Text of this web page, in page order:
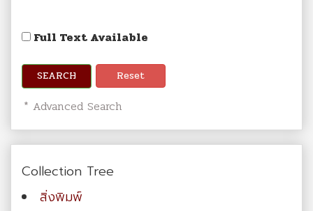
Full Text Available
SEARCH Reset
* Advanced Search
Collection Tree
สิ่งพิมพ์